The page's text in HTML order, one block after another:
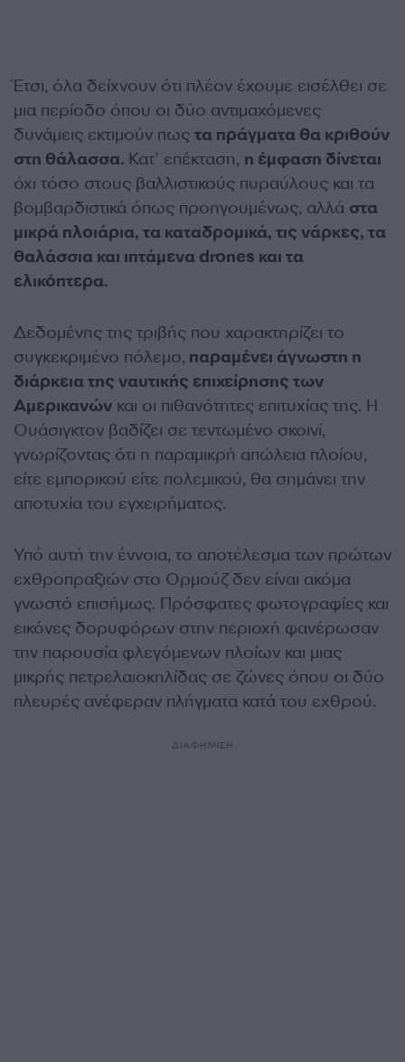
Έτσι, όλα δείχνουν ότι πλέον έχουμε εισέλθει σε
μια περίοδο όπου οι δύο αντιμαχόμενες
δυνάμεις εκτιμούν πως τα πράγματα θα κριθούν
στη θάλασσα. Κατ’ επέκταση, η έμφαση δίνεται
όχι τόσο στους βαλλιστικούς πυραύλους και τα
βομβαρδιστικά όπως προηγουμένως, αλλά στα
μικρά πλοιάρια, τα καταδρομικά, τις νάρκες, τα
θαλάσσια και ιπτάμενα drones και τα
ελικόπτερα.
Δεδομένης της τριβής που χαρακτηρίζει το
συγκεκριμένο πόλεμο, παραμένει άγνωστη η
διάρκεια της ναυτικής επιχείρησης των
Αμερικανών και οι πιθανότητες επιτυχίας της. Η
Ουάσιγκτον βαδίζει σε τεντωμένο σκοινί,
γνωρίζοντας ότι η παραμικρή απώλεια πλοίου,
είτε εμπορικού είτε πολεμικού, θα σημάνει την
αποτυχία του εγχειρήματος.
Υπό αυτή την έννοια, το αποτέλεσμα των πρώτων
εχθροπραξιών στο Ορμούζ δεν είναι ακόμα
γνωστό επισήμως. Πρόσφατες φωτογραφίες και
εικόνες δορυφόρων στην περιοχή φανέρωσαν
την παρουσία φλεγόμενων πλοίων και μιας
μικρής πετρελαιοκηλίδας σε ζώνες όπου οι δύο
πλευρές ανέφεραν πλήγματα κατά του εχθρού.
ΔΙΑΦΗΜΙΣΗ